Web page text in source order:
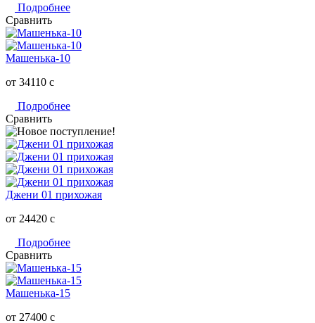
Подробнее
Сравнить
Машенька-10
от 34110 c
Подробнее
Сравнить
Джени 01 прихожая
от 24420 c
Подробнее
Сравнить
Машенька-15
от 27400 c